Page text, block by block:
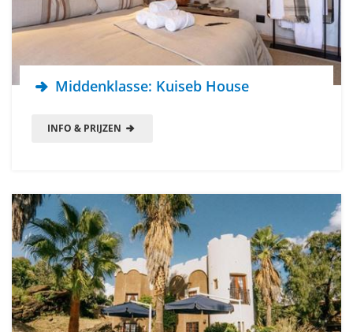
Middenklasse: Kuiseb House
INFO & PRIJZEN